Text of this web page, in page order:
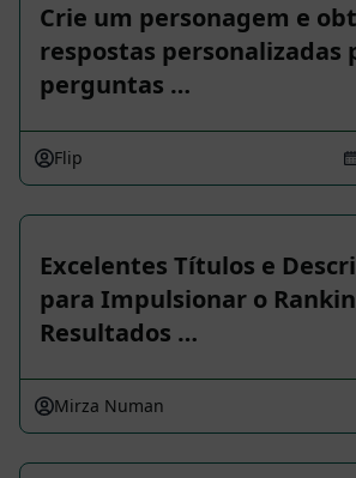
Crie um personagem e
respostas personalizadas
perguntas …
Flip
Excelentes Títulos e
para Impulsionar o
Resultados …
Mirza Numan